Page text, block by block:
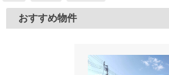
おすすめ物件